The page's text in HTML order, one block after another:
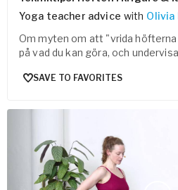
Yoga teacher advice with Olivia
Om myten om att "vrida
på vad du kan göra, och
SAVE TO FAVORITES